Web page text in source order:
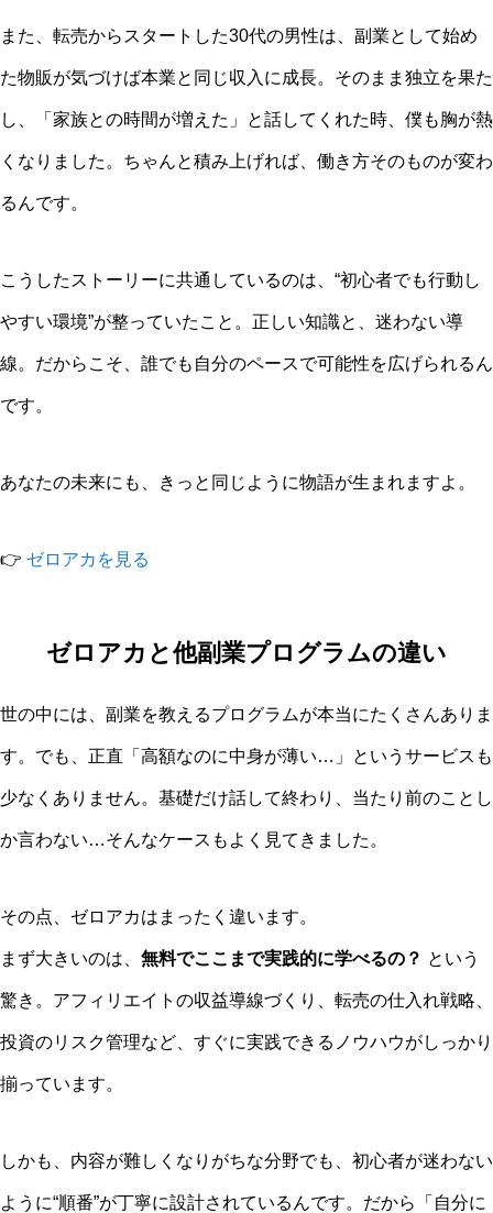
また、転売からスタートした30代の男性は、副業として始め
た物販が気づけば本業と同じ収入に成長。そのまま独立を果た
し、「家族との時間が増えた」と話してくれた時、僕も胸が熱
くなりました。ちゃんと積み上げれば、働き方そのものが変わ
るんです。
こうしたストーリーに共通しているのは、“初心者でも行動し
やすい環境”が整っていたこと。正しい知識と、迷わない導
線。だからこそ、誰でも自分のペースで可能性を広げられるん
です。
あなたの未来にも、きっと同じように物語が生まれますよ。
👉 ゼロアカを見る
ゼロアカと他副業プログラムの違い
世の中には、副業を教えるプログラムが本当にたくさんありま
す。でも、正直「高額なのに中身が薄い…」というサービスも
少なくありません。基礎だけ話して終わり、当たり前のことし
か言わない…そんなケースもよく見てきました。
その点、ゼロアカはまったく違います。
まず大きいのは、 無料でここまで実践的に学べるの？ という
驚き。アフィリエイトの収益導線づくり、転売の仕入れ戦略、
投資のリスク管理など、すぐに実践できるノウハウがしっかり
揃っています。
しかも、内容が難しくなりがちな分野でも、初心者が迷わない
ように“順番”が丁寧に設計されているんです。だから「自分に